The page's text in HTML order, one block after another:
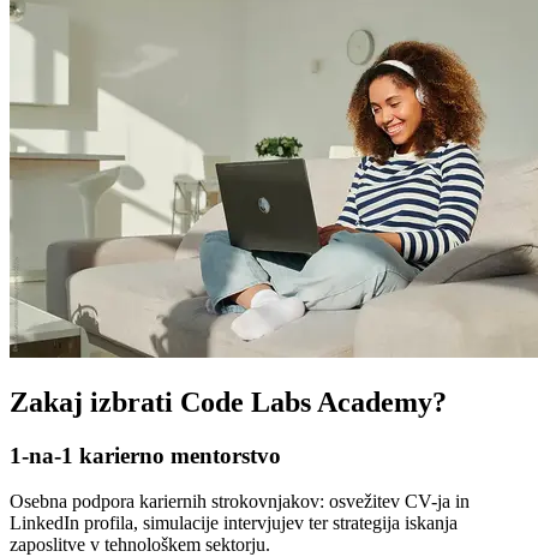
Zakaj izbrati Code Labs Academy?
1-na-1 karierno mentorstvo
Osebna podpora kariernih strokovnjakov: osvežitev CV-ja in
LinkedIn profila, simulacije intervjujev ter strategija iskanja
zaposlitve v tehnološkem sektorju.